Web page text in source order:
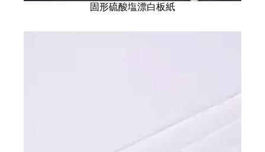
固形硫酸塩漂白板紙